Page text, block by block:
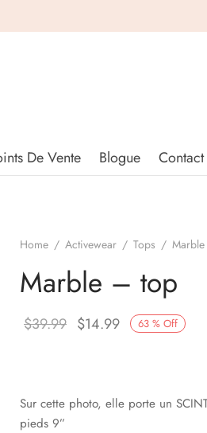
De Vente Blogue Contact
Home / Activewear / Tops /
Marble – top
63 % Off
$39.99 Original
$39.99.
$14.99 Current
$14.99.
Sur cette photo, elle porte un
pieds 9”